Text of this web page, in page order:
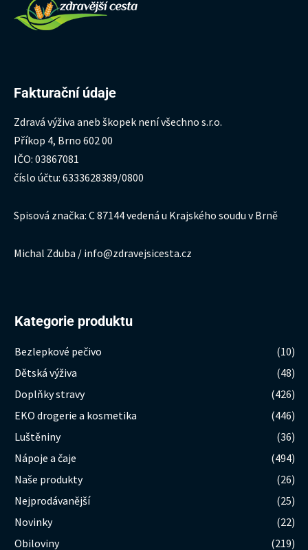
Fakturační údaje
Zdravá výživa aneb škopek není všechno s.r.o.
Příkop 4, Brno 602 00
IČO: 03867081
číslo účtu: 6333628389/0800
Spisová značka: C 87144 vedená u Krajského soudu v Brně
Michal Zduba / info@zdravejsicesta.cz
Kategorie produktu
Bezlepkové pečivo
(10)
Dětská výživa
(48)
Doplňky stravy
(426)
EKO drogerie a kosmetika
(446)
Luštěniny
(36)
Nápoje a čaje
(494)
Naše produkty
(26)
Nejprodávanější
(25)
Novinky
(22)
Obiloviny
(219)